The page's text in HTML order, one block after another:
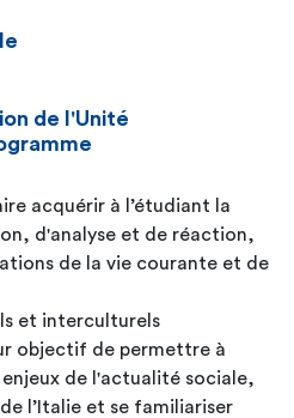
de l'Unité
acquérir à l’étudiant la
d'analyse et de réaction,
de la vie courante et de
et interculturels
objectif de permettre à
de l'actualité sociale,
l’Italie et se familiariser